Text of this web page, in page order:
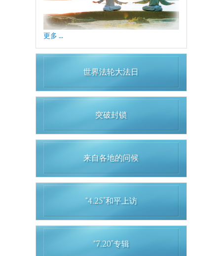
更多 ...
世界法轮大法日
突破封锁
来自各地的问候
“4.25”和平上访
“7.20”专辑